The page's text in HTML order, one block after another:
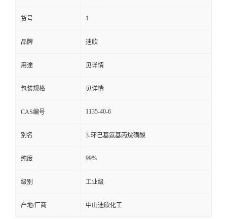
在
线
留
言
货号 1
品牌 迪欣
用途 见详情
包装规格 见详情
CAS编号 1135-40-6
别名 3-环己基氨基丙烷磺酸
纯度 99%
级别 工业级
产地/厂商 中山迪欣化工